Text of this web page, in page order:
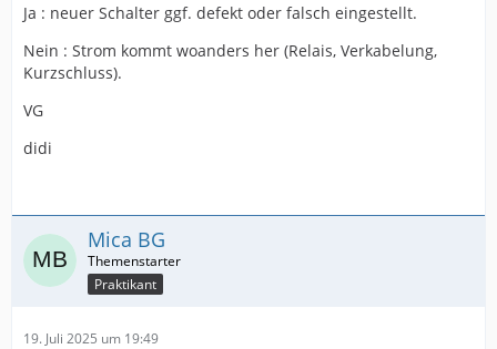
Ja : neuer Schalter ggf. defekt oder falsch eingestellt.
Nein : Strom kommt woanders her (Relais, Verkabelung,
Kurzschluss).
VG
didi
Mica BG
Praktikant
19. Juli 2025 um 19:49